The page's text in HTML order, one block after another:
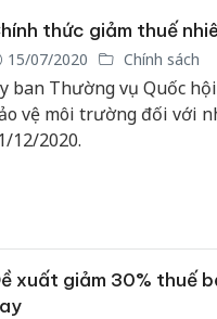
thức giảm thuế
15/07/2020 Chính sách
ban Thường vụ Quốc
vệ môi trường đối với
12/2020.
xuất giảm 30% thuế